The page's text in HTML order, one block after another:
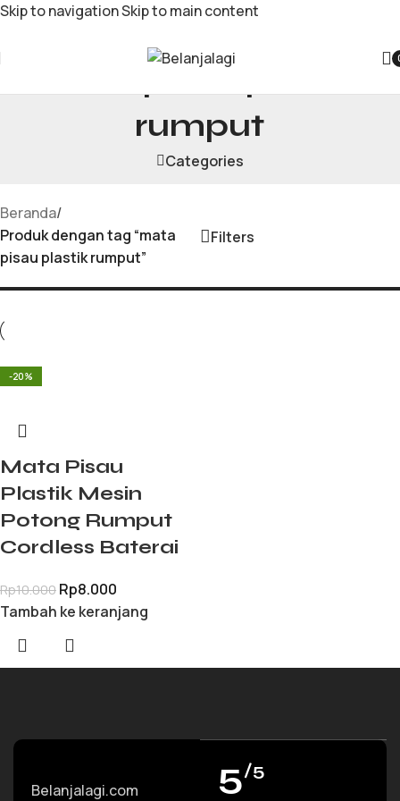
Skip to navigationSkip to main content
rumput
Categories
Beranda/
Produk dengan tag “mata
pisau plastik rumput”
Filters
-20%
Mata Pisau
Plastik Mesin
Potong Rumput
Cordless Baterai
Rp10.000 Rp8.000
Tambah ke keranjang
Belanjalagi.com 5/5